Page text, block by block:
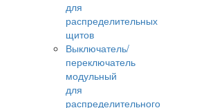
для
распределительных
щитов
Выключатель/
переключатель
модульный
для
распределительного